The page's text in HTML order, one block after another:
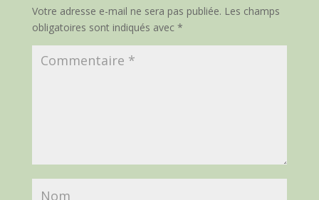
Votre adresse e-mail ne sera pas publiée. Les champs
obligatoires sont indiqués avec *